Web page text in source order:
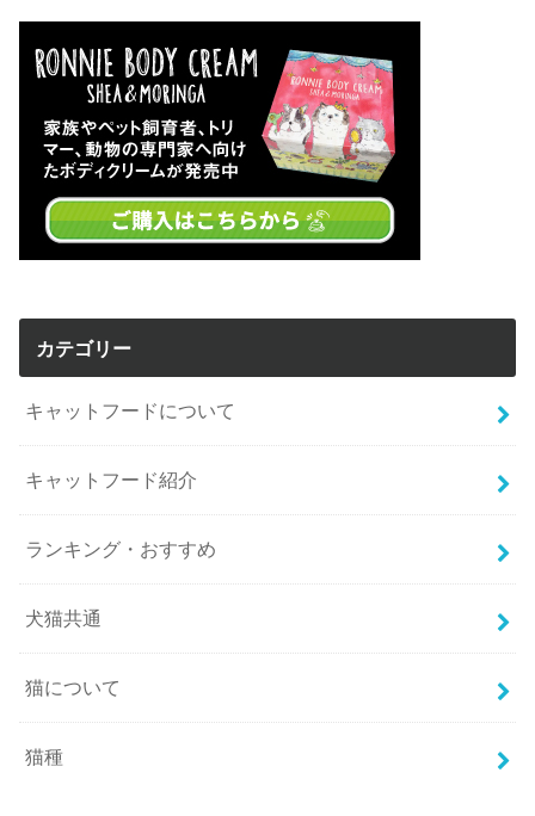
カテゴリー
キャットフードについて
キャットフード紹介
ランキング・おすすめ
犬猫共通
猫について
猫種